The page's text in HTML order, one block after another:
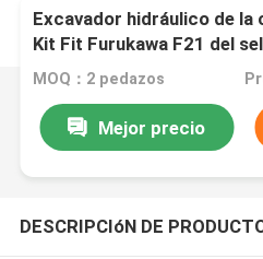
Excavador hidráulico de la
Kit Fit Furukawa F21 del
gota de la roca
MOQ：2 pedazos
Mejor precio
DESCRIPCIóN DE